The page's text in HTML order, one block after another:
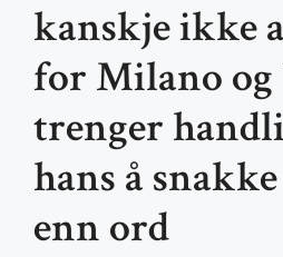
kanskje ikke
for Milano
trenger
hans å
enn ord